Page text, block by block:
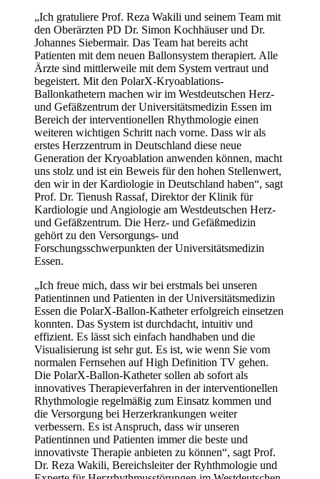
„Ich gratuliere Prof. Reza Wakili und seinem Team mit
den Oberärzten PD Dr. Simon Kochhäuser und Dr.
Johannes Siebermair. Das Team hat bereits acht
Patienten mit dem neuen Ballonsystem therapiert. Alle
Ärzte sind mittlerweile mit dem System vertraut und
begeistert. Mit den PolarX-Kryoablations-
Ballonkathetern machen wir im Westdeutschen Herz-
und Gefäßzentrum der Universitätsmedizin Essen im
Bereich der interventionellen Rhythmologie einen
weiteren wichtigen Schritt nach vorne. Dass wir als
erstes Herzzentrum in Deutschland diese neue
Generation der Kryoablation anwenden können, macht
uns stolz und ist ein Beweis für den hohen Stellenwert,
den wir in der Kardiologie in Deutschland haben“, sagt
Prof. Dr. Tienush Rassaf, Direktor der Klinik für
Kardiologie und Angiologie am Westdeutschen Herz-
und Gefäßzentrum. Die Herz- und Gefäßmedizin
gehört zu den Versorgungs- und
Forschungsschwerpunkten der Universitätsmedizin
Essen.
„Ich freue mich, dass wir bei erstmals bei unseren
Patientinnen und Patienten in der Universitätsmedizin
Essen die PolarX-Ballon-Katheter erfolgreich einsetzen
konnten. Das System ist durchdacht, intuitiv und
effizient. Es lässt sich einfach handhaben und die
Visualisierung ist sehr gut. Es ist, wie wenn Sie vom
normalen Fernsehen auf High Definition TV gehen.
Die PolarX-Ballon-Katheter sollen ab sofort als
innovatives Therapieverfahren in der interventionellen
Rhythmologie regelmäßig zum Einsatz kommen und
die Versorgung bei Herzerkrankungen weiter
verbessern. Es ist Anspruch, dass wir unseren
Patientinnen und Patienten immer die beste und
innovativste Therapie anbieten zu können“, sagt Prof.
Dr. Reza Wakili, Bereichsleiter der Ryhthmologie und